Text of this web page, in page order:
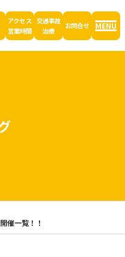
アクセス
営業時間
交通事故
治療
お問合せ MENU
催一覧！！